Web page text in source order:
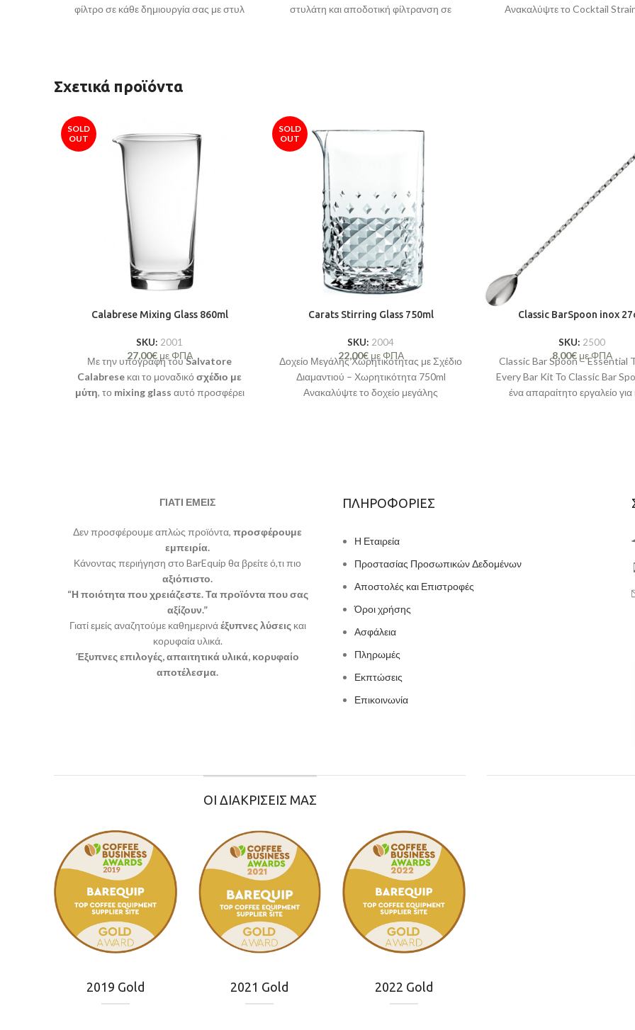
φίλτρο σε κάθε δημιουργία σας με στυλ
στυλάτη και αποδοτική φίλτρανση σε
Ανακαλύψτε το Cocktail
Σχετικά προϊόντα
SOLD
OUT
Calabrese Mixing Glass 860ml
SKU: 2001
27,00€με ΦΠΑ
Με την υπογραφή τουSalvatore
Calabrese και το μοναδικό σχέδιο με
μύτη, το mixing glass αυτό προσφέρει
bartending.
SOLD
OUT
Carats Stirring Glass 750ml
SKU: 2004
22,00€με ΦΠΑ
Δοχείο Μεγάλης Χωρητικότητας με Σχέδιο
Διαμαντιού – Χωρητικότητα 750ml
Ανακαλύψτε το δοχείο μεγάλης
Classic BarSpoon inox
SKU: 2500
8,00€με ΦΠΑ
Classic Bar Spoon – Essential
Every Bar Kit Το Classic Bar
ένα απαραίτητο εργαλείο
ΓΙΑΤΙ ΕΜΕΙΣ
Δεν προσφέρουμε απλώς προϊόντα,προσφέρουμε
εμπειρία.
Κάνοντας περιήγηση στο BarEquip θα βρείτε ό,τι πιο
αξιόπιστο.
“Η ποιότητα που χρειάζεστε. Τα προϊόντα που σας
αξίζουν.”
Γιατί εμείς αναζητούμε καθημερινάέξυπνες λύσειςκαι
κορυφαία υλικά.
Έξυπνες επιλογές, απαιτητικά υλικά, κορυφαίο
αποτέλεσμα.
ΠΛΗΡΟΦΟΡΙΕΣ
Η Εταιρεία
Προστασίας Προσωπικών Δεδομένων
Αποστολές και Επιστροφές
Όροι χρήσης
Ασφάλεια
Πληρωμές
Εκπτώσεις
Επικοινωνία
ΟΙ ΔΙΑΚΡΙΣΕΙΣ ΜΑΣ
2019 Gold 2021 Gold 2022 Gold